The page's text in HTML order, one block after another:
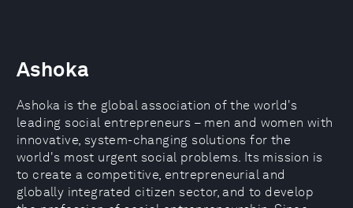
Ashoka
Ashoka is the global association of the world's
leading social entrepreneurs – men and women with
innovative, system-changing solutions for the
world's most urgent social problems. Its mission is
to create a competitive, entrepreneurial and
globally integrated citizen sector, and to develop